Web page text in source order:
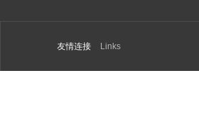
友情连接 Links